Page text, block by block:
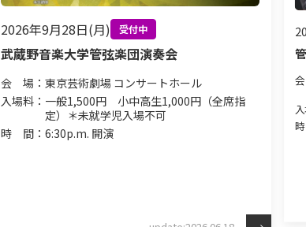
2026年9月28日(月) 受付中
武蔵野音楽大学管弦楽団演奏会
会 場： 東京芸術劇場 コンサートホール
入場料： 一般1,500円 小中高生1,000円（全席指
定）＊未就学児入場不可
時 間： 6:30p.m. 開演